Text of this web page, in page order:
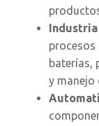
procesos
baterías,
y manejo